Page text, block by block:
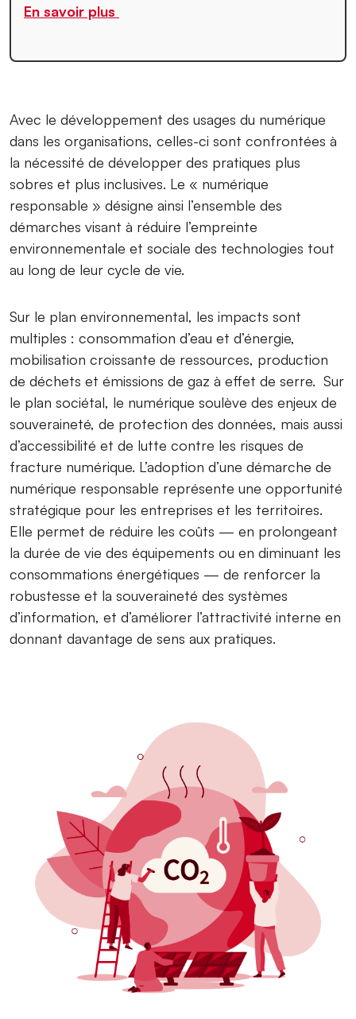
En savoir plus
Avec le développement des usages du numérique
dans les organisations, celles-ci sont confrontées à
la nécessité de développer des pratiques plus
sobres et plus inclusives. Le « numérique
responsable » désigne ainsi l’ensemble des
démarches visant à réduire l’empreinte
environnementale et sociale des technologies tout
au long de leur cycle de vie.
Sur le plan environnemental, les impacts sont
multiples : consommation d’eau et d’énergie,
mobilisation croissante de ressources, production
de déchets et émissions de gaz à effet de serre. Sur
le plan sociétal, le numérique soulève des enjeux de
souveraineté, de protection des données, mais aussi
d’accessibilité et de lutte contre les risques de
fracture numérique. L’adoption d’une démarche de
numérique responsable représente une opportunité
stratégique pour les entreprises et les territoires.
Elle permet de réduire les coûts — en prolongeant
la durée de vie des équipements ou en diminuant les
consommations énergétiques — de renforcer la
robustesse et la souveraineté des systèmes
d’information, et d’améliorer l’attractivité interne en
donnant davantage de sens aux pratiques.